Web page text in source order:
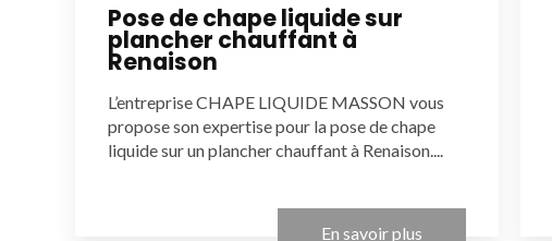
Pose de chape liquide sur
plancher chauffant à
Renaison
L’entreprise CHAPE LIQUIDE MASSON vous
propose son expertise pour la pose de chape
liquide sur un plancher chauffant à Renaison....
En savoir plus